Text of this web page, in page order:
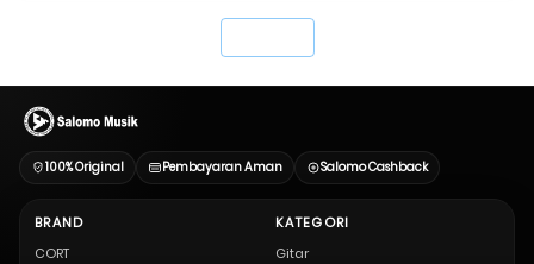
100% Original Pembayaran Aman Salomo Cashback
BRAND
CORT
KATEGORI
Gitar